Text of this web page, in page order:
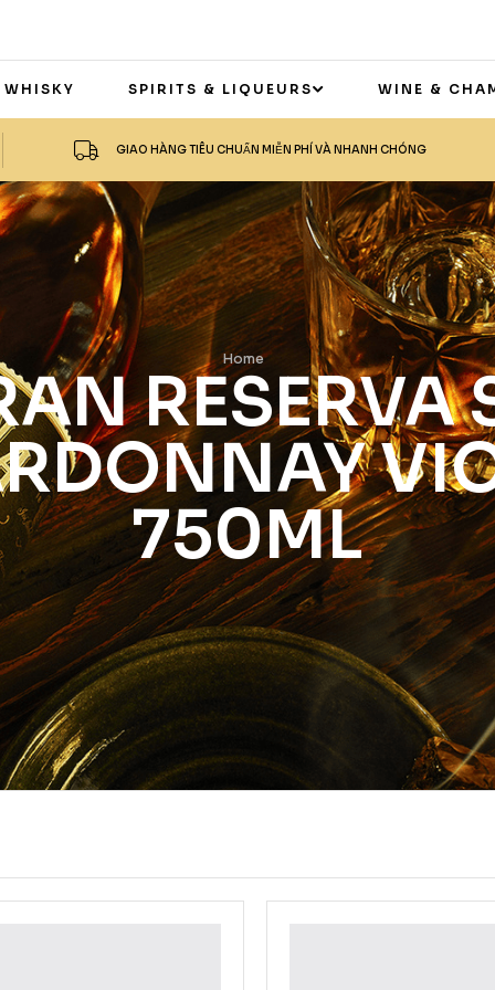
SPIRITS & LIQUEURS WINE &
GIAO HÀNG TIÊU CHUẨN MIỄN PHÍ VÀ NHANH CHÓNG
750ML
Home